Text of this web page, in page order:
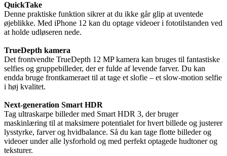
QuickTake
Denne praktiske funktion sikrer at du ikke går glip at uventede
øjeblikke. Med iPhone 12 kan du optage videoer i fototilstanden ved
at holde udløseren nede.
TrueDepth kamera
Det frontvendte TrueDepth 12 MP kamera kan bruges til fantastiske
selfies og gruppebilleder, der er fulde af levende farver. Du kan
endda bruge frontkameraet til at tage et slofie – et slow-motion selfie
i høj kvalitet.
Next-generation Smart HDR
Tag ultraskarpe billeder med Smart HDR 3, der bruger
maskinlæring til at maksimere potentialet for hvert billede og justerer
lysstyrke, farver og hvidbalance. Så du kan tage flotte billeder og
videoer under alle lysforhold og med perfekt optagede hudtoner og
teksturer.